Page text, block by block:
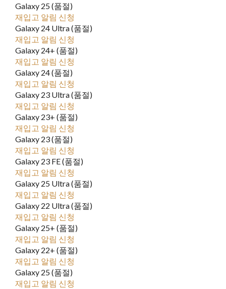
Galaxy 25 (품절)
재입고 알림 신청
Galaxy 24 Ultra (품절)
재입고 알림 신청
Galaxy 24+ (품절)
재입고 알림 신청
Galaxy 24 (품절)
재입고 알림 신청
Galaxy 23 Ultra (품절)
재입고 알림 신청
Galaxy 23+ (품절)
재입고 알림 신청
Galaxy 23 (품절)
재입고 알림 신청
Galaxy 23 FE (품절)
재입고 알림 신청
Galaxy 25 Ultra (품절)
재입고 알림 신청
Galaxy 22 Ultra (품절)
재입고 알림 신청
Galaxy 25+ (품절)
재입고 알림 신청
Galaxy 22+ (품절)
재입고 알림 신청
Galaxy 25 (품절)
재입고 알림 신청